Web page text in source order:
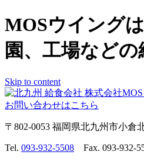
MOSウイング
園、工場など
Skip to content
お問い合わせはこちら
〒802-0053 福岡県北九州市小倉
Tel. 093-932-5508 Fax. 093-932-